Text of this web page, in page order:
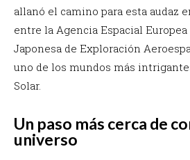
allanó el camino para esta audaz
entre la Agencia Espacial
Japonesa de Exploración
uno de los mundos más
Solar.
Un paso más cerca de
universo